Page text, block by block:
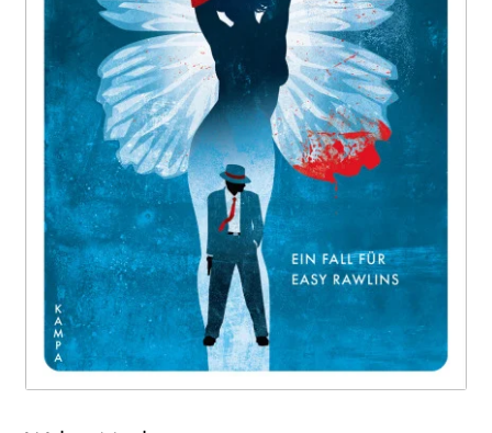
WEITERE VERLAGE
Search: